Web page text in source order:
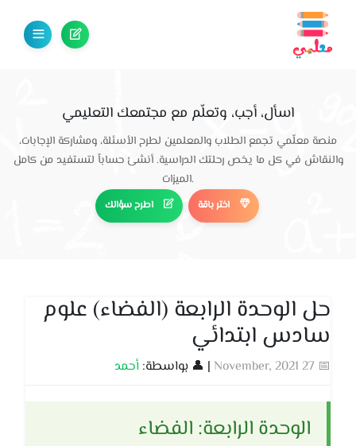
اسأل، أجب، وتعلّم مع مجتمعك التعليمي
منصة معلّمي تجمع الطلاب والمعلمين لطرح الأسئلة، ومشاركة الإجابات،
والنقاش في كل ما يخص رحلتك الدراسية. أنشئ حساباً لتستفيد من كامل
الميزات.
اطرح سؤالك اختر باقة
حل الوحدة الرابعة (الفضاء) علوم
سادس ابتدائي
📅 27 November, 2021 | 👤 بواسطة: أحمد
الوحدة الرابعة: الفضاء